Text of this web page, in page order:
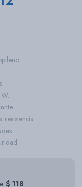
resistencia.
$ 118